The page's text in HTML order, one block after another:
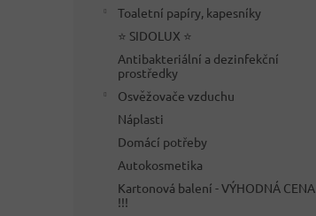
Toaletní papíry, kapesníky
⭐ SIDOLUX ⭐
Antibakteriální a dezinfekční
prostředky
Osvěžovače vzduchu
Náplasti
Domácí potřeby
Autokosmetika
Kartonová balení - VÝHODNÁ CENA
!!!